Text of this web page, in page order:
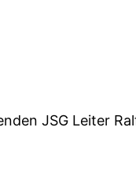
JSG Leiter